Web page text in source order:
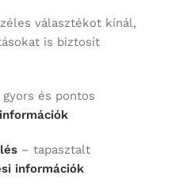
választékot kínál,
is biztosít
gyors és pontos
– tapasztalt
információk